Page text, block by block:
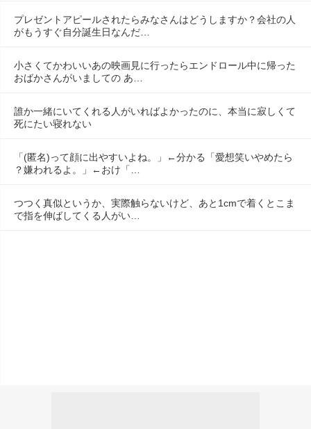
プレゼントアピールされたらみなさんはどうしますか？会社の人
がもうすぐ自分誕生日なんだ…
小さくてかわいいあの映画見に行ったらエンドロール中に帰った
おばかさんがいましての あ…
誰か一緒にいてくれる人がいればよかったのに、本当に寂しくて
死にたい寝れない
「(匿名)って顔に出やすいよね。」←分かる「愛想笑いやめたら
？嫌われるよ。」←おけ「…
つつく真似というか、実際触らないけど、あと1cmで着くとこま
で指を伸ばしてくる人がい…